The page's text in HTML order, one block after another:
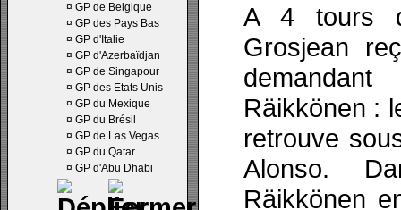
¤ GP de Belgique
¤ GP des Pays Bas
¤ GP d'Italie
¤ GP d'Azerbaïdjan
¤ GP de Singapour
¤ GP des Etats Unis
¤ GP du Mexique
¤ GP du Brésil
¤ GP de Las Vegas
¤ GP du Qatar
¤ GP d'Abu Dhabi
A 4 tours
Grosjean
Räikkönen :
retrouve
Alonso.
Räikkönen